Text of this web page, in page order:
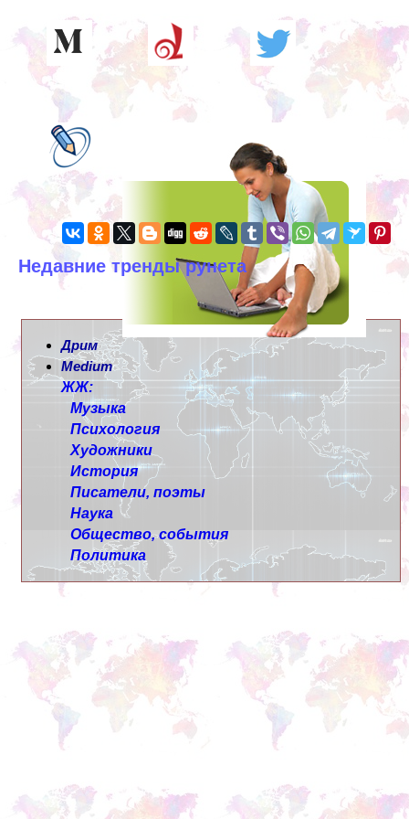
Недавние тренды рунета
Дрим
Medium
ЖЖ:
Музыка
Психология
Художники
История
Писатели, поэты
Наука
Общество, события
Политика